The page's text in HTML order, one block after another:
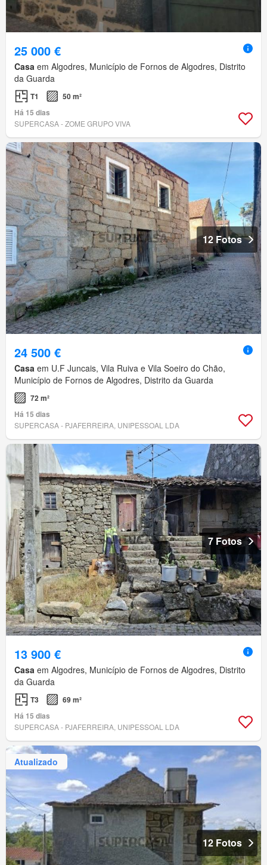
25 000 €
Casa em Algodres, Município de Fornos de Algodres, Distrito
da Guarda
T1
50 m²
Há 15 dias
SUPERCASA - ZOME GRUPO VIVA
12 Fotos
24 500 €
Casa em U.F Juncais, Vila Ruiva e Vila Soeiro do Chão,
Município de Fornos de Algodres, Distrito da Guarda
72 m²
Há 15 dias
SUPERCASA - PJAFERREIRA, UNIPESSOAL LDA
7 Fotos
13 900 €
Casa em Algodres, Município de Fornos de Algodres, Distrito
da Guarda
T3
69 m²
Há 15 dias
SUPERCASA - PJAFERREIRA, UNIPESSOAL LDA
Atualizado
12 Fotos